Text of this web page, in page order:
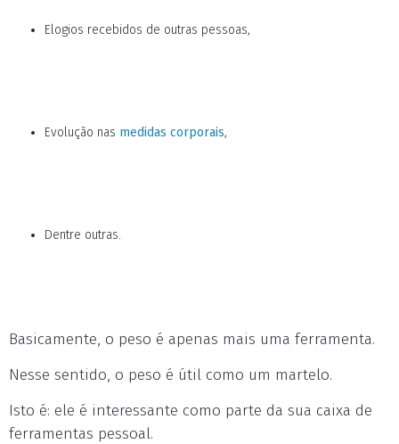
Elogios recebidos de outras pessoas,
Evolução nas medidas corporais,
Dentre outras.
Basicamente, o peso é apenas mais uma ferramenta.
Nesse sentido, o peso é útil como um martelo.
Isto é: ele é interessante como parte da sua caixa de
ferramentas pessoal.